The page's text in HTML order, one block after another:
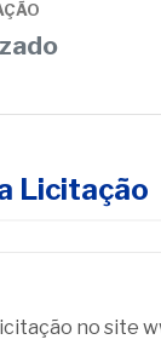
Licitação
no site